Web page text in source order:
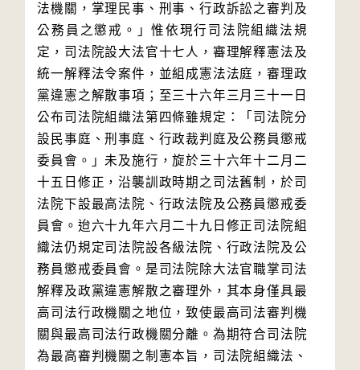
法機關，掌理民事、刑事、行政訴訟之審判及
公務員之懲戒。」惟依現行司法院組織法規
定，司法院設大法官十七人，審理解釋憲法及
統一解釋法令案件，並組成憲法法庭，審理政
黨違憲之解散事項；至三十六年三月三十一日
公布司法院組織法第四條雖規定：「司法院分
設民事庭、刑事庭、行政裁判庭及公務員懲戒
委員會。」未及施行，旋於三十六年十二月二
十五日修正，沿襲訓政時期之司法舊制，於司
法院下設最高法院、行政法院及公務員懲戒委
員會。迨六十九年六月二十九日修正司法院組
織法仍規定司法院設各級法院、行政法院及公
務員懲戒委員會。是司法院除大法官職掌司法
解釋及政黨違憲解散之審理外，其本身僅具最
高司法行政機關之地位，致使最高司法審判機
關與最高司法行政機關分離。為期符合司法院
為最高審判機關之制憲本旨，司法院組織法、